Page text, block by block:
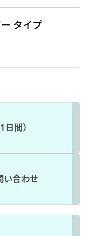
タイプ
間）
い合わせ